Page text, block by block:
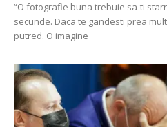
“O fotografie buna trebuie sa-ti
secunde. Daca te gandesti prea
putred. O imagine